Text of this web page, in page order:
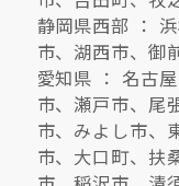
静岡県西部 ：
市、湖西市、御
愛知県 ： 名古
市、瀬戸市、尾
市、みよし市、
市、大口町、扶